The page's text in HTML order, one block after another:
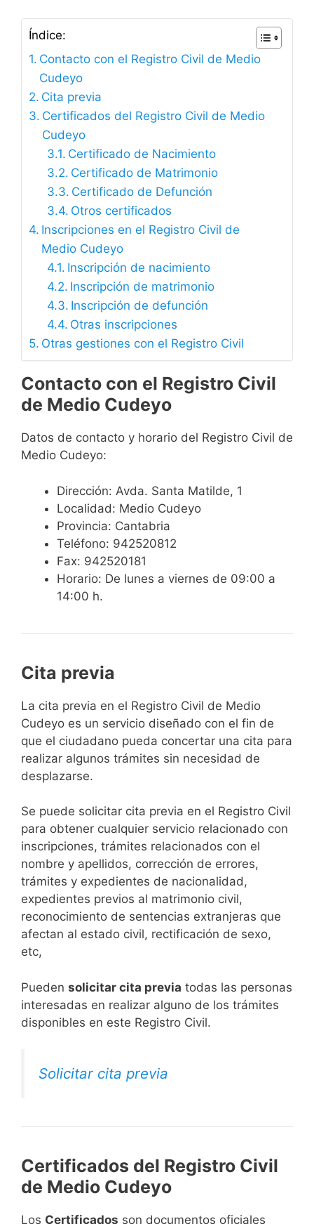
Índice:
Contacto con el Registro Civil de Medio
Cudeyo
Cita previa
Certificados del Registro Civil de Medio
Cudeyo
Certificado de Nacimiento
Certificado de Matrimonio
Certificado de Defunción
Otros certificados
Inscripciones en el Registro Civil de
Medio Cudeyo
Inscripción de nacimiento
Inscripción de matrimonio
Inscripción de defunción
Otras inscripciones
Otras gestiones con el Registro Civil
Contacto con el Registro Civil
de Medio Cudeyo
Datos de contacto y horario del Registro Civil de
Medio Cudeyo:
Dirección: Avda. Santa Matilde, 1
Localidad: Medio Cudeyo
Provincia: Cantabria
Teléfono: 942520812
Fax: 942520181
Horario: De lunes a viernes de 09:00 a
14:00 h.
Cita previa
​​​​​​​​​​​​​​​​​​​​​​​​​​​​La cita previa en el Registro Civil de Medio
Cudeyo es un servicio diseñado con el fin de
que el ciudadano pueda concertar una cita para
realizar algunos trámites sin necesidad de
desplazarse.​
Se puede solicitar cita previa en el Registro Civil
para obtener cualquier servicio relacionado con
inscripciones, trámites relacionados con el
nombre y apellidos, corrección de errores,
trámites y expedientes de nacionalidad,
expedientes previos al matrimonio civil,
reconocimiento de sentencias extranjeras que
afectan al estado civil, rectificación de sexo,
etc,
​Pueden solicitar cita previa todas las personas
interesadas en realizar alguno de los trámites
disponibles en este Registro Civil.​
Solicitar cita previa
Certificados del Registro Civil
de Medio Cudeyo
Los Certificados son documentos oficiales